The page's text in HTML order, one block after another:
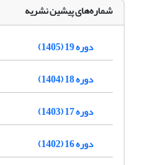
شماره‌های پیشین نشریه
دوره 19 (1405)
دوره 18 (1404)
دوره 17 (1403)
دوره 16 (1402)